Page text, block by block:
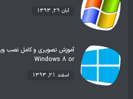
آبان 29, 1393
Windows 8 or
اسفند 21, 1393